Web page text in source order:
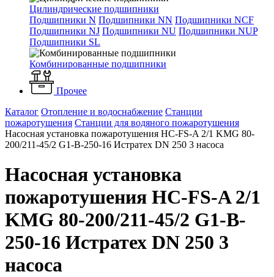
Цилиндрические подшипники
Подшипники N Подшипники NN Подшипники NCF
Подшипники NJ Подшипники NU Подшипники NUP
Подшипники SL
Комбинированные подшипники
Прочее
Каталог Отопление и водоснабжение Станции
пожаротушения Станции для водяного пожаротушения
Насосная установка пожаротушения HC-FS-A 2/1 KMG 80-
200/211-45/2 G1-B-250-16 Истратех DN 250 3 насоса
Насосная установка
пожаротушения HC-FS-A 2/1
KMG 80-200/211-45/2 G1-B-
250-16 Истратех DN 250 3
насоса